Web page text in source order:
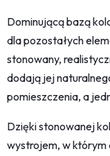
Dominującą bazą
dla pozostałych
stonowany,
dodają jej
pomieszczenia, a
Dzięki stonowanej
wystrojem, w którym